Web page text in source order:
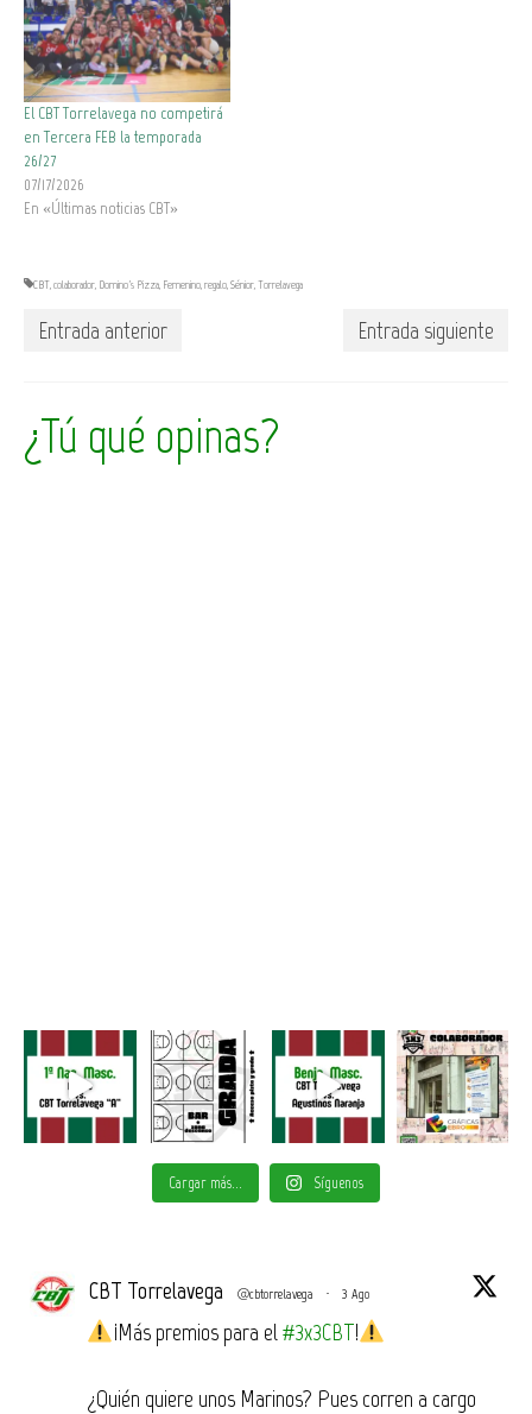
El CBT Torrelavega no competirá
en Tercera FEB la temporada
26/27
07/17/2026
En «Últimas noticias CBT»
CBT,colaborador, Domino's Pizza, Femenino,regalo,Sénior,Torrelavega
Entrada anterior Entrada siguiente
¿Tú qué opinas?
Cargar más... Síguenos
CBT Torrelavega @cbtorrelavega · 3 Ago
¡Más premios para el #3x3CBT!
¿Quién quiere unos Marinos? Pues corren a cargo